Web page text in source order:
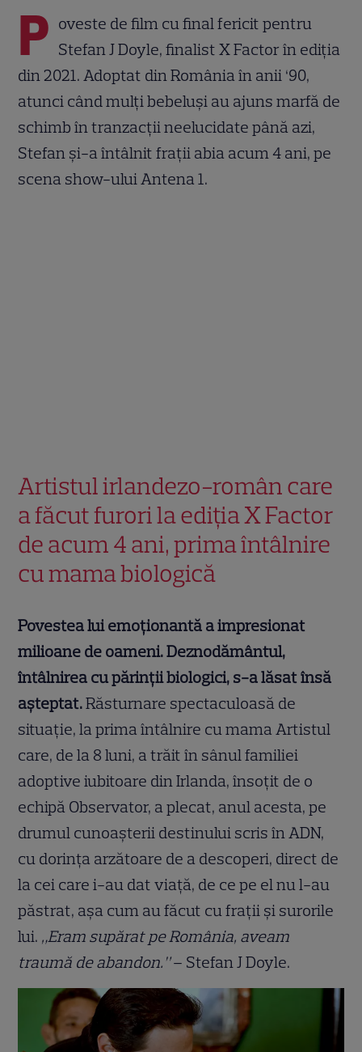
P oveste de film cu final fericit pentru
Stefan J Doyle, finalist X Factor în ediția
din 2021. Adoptat din România în anii ‘90,
atunci când mulţi bebeluşi au ajuns marfă de
schimb în tranzacţii neelucidate până azi,
Stefan și-a întâlnit frații abia acum 4 ani, pe
scena show-ului Antena 1.
Artistul irlandezo-român care
a făcut furori la ediția X Factor
de acum 4 ani, prima întâlnire
cu mama biologică
Povestea lui emoționantă a impresionat
milioane de oameni. Deznodământul,
întâlnirea cu părinții biologici, s-a lăsat însă
așteptat.Răsturnare spectaculoasă de
situație, la prima întâlnire cu mama Artistul
care, de la 8 luni, a trăit în sânul familiei
adoptive iubitoare din Irlanda, însoțit de o
echipă Observator, a plecat, anul acesta, pe
drumul cunoașterii destinului scris în ADN,
cu dorința arzătoare de a descoperi, direct de
la cei care i-au dat viaţă, de ce pe el nu l-au
păstrat, așa cum au făcut cu frații și surorile
lui. „Eram supărat pe România, aveam
traumă de abandon.”– Stefan J Doyle.